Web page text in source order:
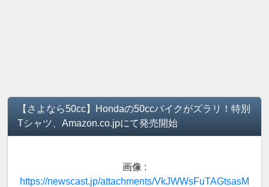
【さよなら50cc】Hondaの50ccバイクがズラリ！特別
Tシャツ、Amazon.co.jpにて発売開始
画像 :
https://newscast.jp/attachments/VkJWWsFuTAGtsasM